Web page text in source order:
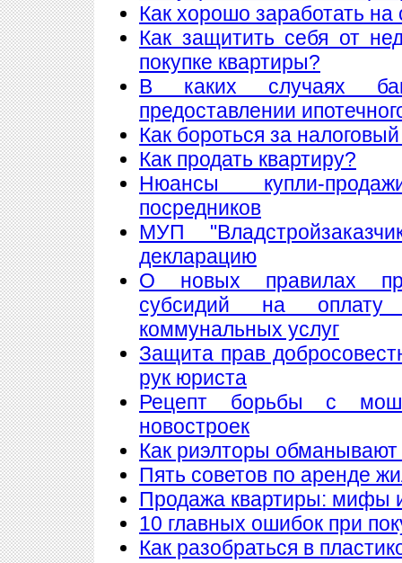
Как хорошо заработать
Как защитить себя от
покупке квартиры?
В каких случаях
предоставлении
Как бороться за
Как продать квартиру?
Нюансы купли-
посредников
МУП
декларацию
О новых правилах
субсидий на
коммунальных услуг
Защита прав
рук юриста
Рецепт борьбы с
новостроек
Как риэлторы обманывают
Пять советов по аренде
Продажа квартиры: мифы
10 главных ошибок при
Как разобраться в